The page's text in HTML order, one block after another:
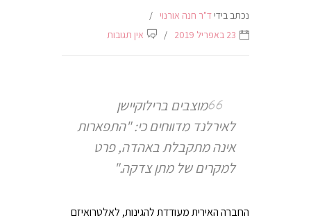
נכתב בידיד"ר חנה אורנוי
23 באפריל 2019
אין תגובות
מוצבים ברילוקיישן
לאירלנד מדווחים כי: "התפארות
אינה מתקבלת באהדה, פרט
למקרים של מתן צדקה."
החברה האירית מעודדת להגינות, לאלטרואיזם